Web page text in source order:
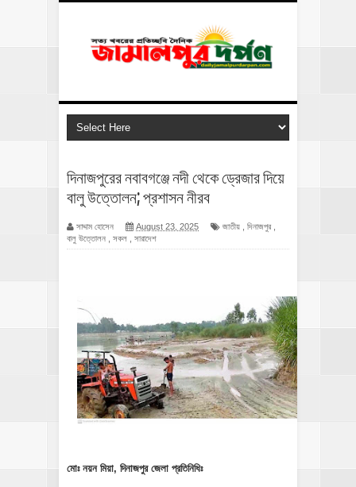
দিনাজপুরের নবাবগঞ্জে নদী থেকে ড্রেজার দিয়ে
বালু উত্তোলন; প্রশাসন নীরব
সাদ্দাম হোসেন August 23, 2025 জাতীয় দিনাজপুর
বালু উত্তোলন
সকল সারাদেশ
মোঃ নয়ন মিয়া, দিনাজপুর জেলা প্রতিনিধিঃ